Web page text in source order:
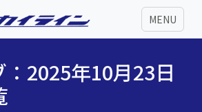
MENU
：2025年10月23日